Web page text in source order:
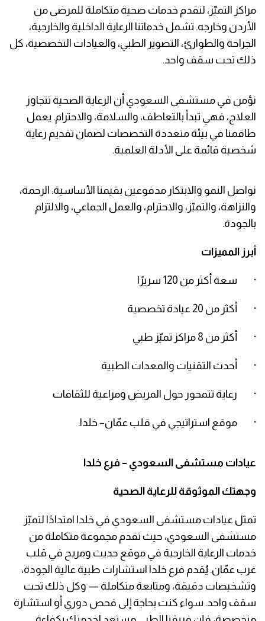
مراكز التميّز، لنقدم خدمات صحية متكاملة للمرضى من
الأردن وخارجه. تشمل خدماتنا الرعاية الداخلية والخارجية،
الجراحة والطوارئ، التصوير الطبي، والعيادات التخصصية، كل
ذلك تحت سقف واحد.
نؤمن في مستشفى السعودي أن الرعاية الصحية تتجاوز
العلاج، فهي تبدأ بالتعاطف، والسلامة، والاحترام. يعمل
طاقمنا في بيئة متعددة التخصصات لضمان تقديم رعاية
شخصية قائمة على الأدلة العلمية.
نواصل النمو والابتكار مدفوعين بقيمنا الأساسية: الرحمة،
والنزاهة، والتميّز، والاحترام، والعمل الجماعي، والالتزام
بالجودة.
أبرز المميزات
· سعة أكثر من 120 سريرًا
· أكثر من 20 عيادة تخصصية
· أكثر من 8 مراكز تميّز طبي
· أحدث التقنيات والمعدات الطبية
· رعاية تتمحور حول المريض ومراعية للثقافات
· موقع استراتيجي في قلب عمّان– خلدا.
عيادات مستشفى السعودي – فرع خلدا
وجهتك الموثوقة للرعاية الصحية
تمثل عيادات مستشفى السعودي في خلدا امتدادًا لتميّز
مستشفى السعودي، حيث تقدم مجموعة متكاملة من
خدمات الرعاية الخارجية في موقع حديث ومريح في قلب
غرب عمّان. يُقدم فرع خلدا استشارات طبية عالية الجودة،
وتشخيصات دقيقة، ومتابعة متكاملة — وكل ذلك تحت
سقف واحد. سواء كنت بحاجة إلى فحص دوري أو استشارة